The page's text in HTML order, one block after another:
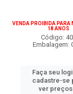
VENDA PROIBIDA PARA
18 ANOS
Código:
Embalagem:
Faça seu
cadastre-se
ver preços